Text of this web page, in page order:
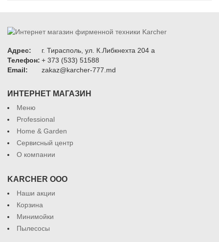
Адрес:
г. Тирасполь, ул. К.Либкнехта 204 а
Телефон: + 373 (533) 51588
Email:
zakaz@karcher-777.md
ИНТЕРНЕТ МАГАЗИН
Меню
Professional
Home & Garden
Сервисный центр
О компании
KARCHER ООО
Наши акции
Корзина
Минимойки
Пылесосы